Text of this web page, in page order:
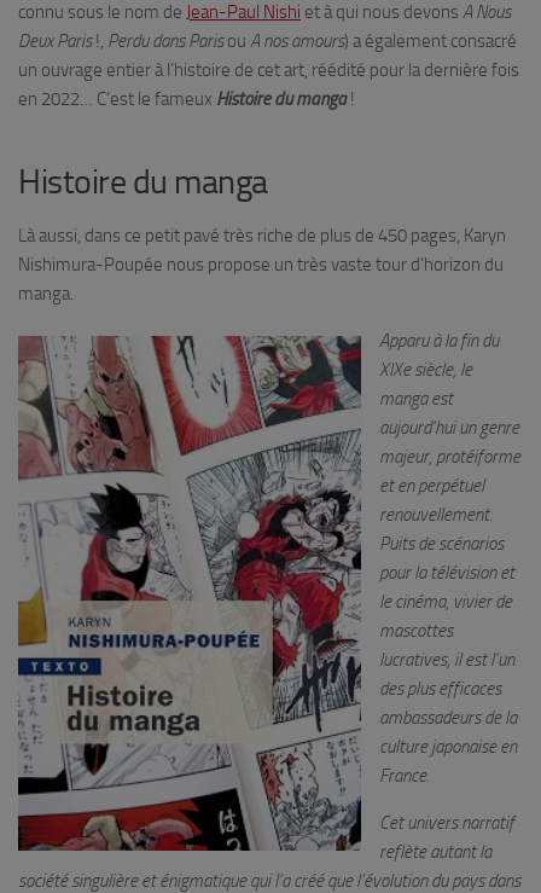
connu sous le nom de Jean-Paul Nishi et à qui nous devons A Nous
Deux Paris!, Perdu dans Parisou A nos amours) a également consacré
un ouvrage entier à l’histoire de cet art, réédité pour la dernière fois
en 2022… C’est le fameux Histoire du manga!
Histoire du manga
Là aussi, dans ce petit pavé très riche de plus de 450 pages, Karyn
Nishimura-Poupée nous propose un très vaste tour d’horizon du
manga.
Apparu à la fin du
XIXe siècle, le
manga est
aujourd’hui un genre
majeur, protéiforme
et en perpétuel
renouvellement.
Puits de scénarios
pour la télévision et
le cinéma, vivier de
mascottes
lucratives, il est l’un
des plus efficaces
ambassadeurs de la
culture japonaise en
France.
Cet univers narratif
reflète autant la
société singulière et énigmatique qui l’a créé que l’évolution du pays dans